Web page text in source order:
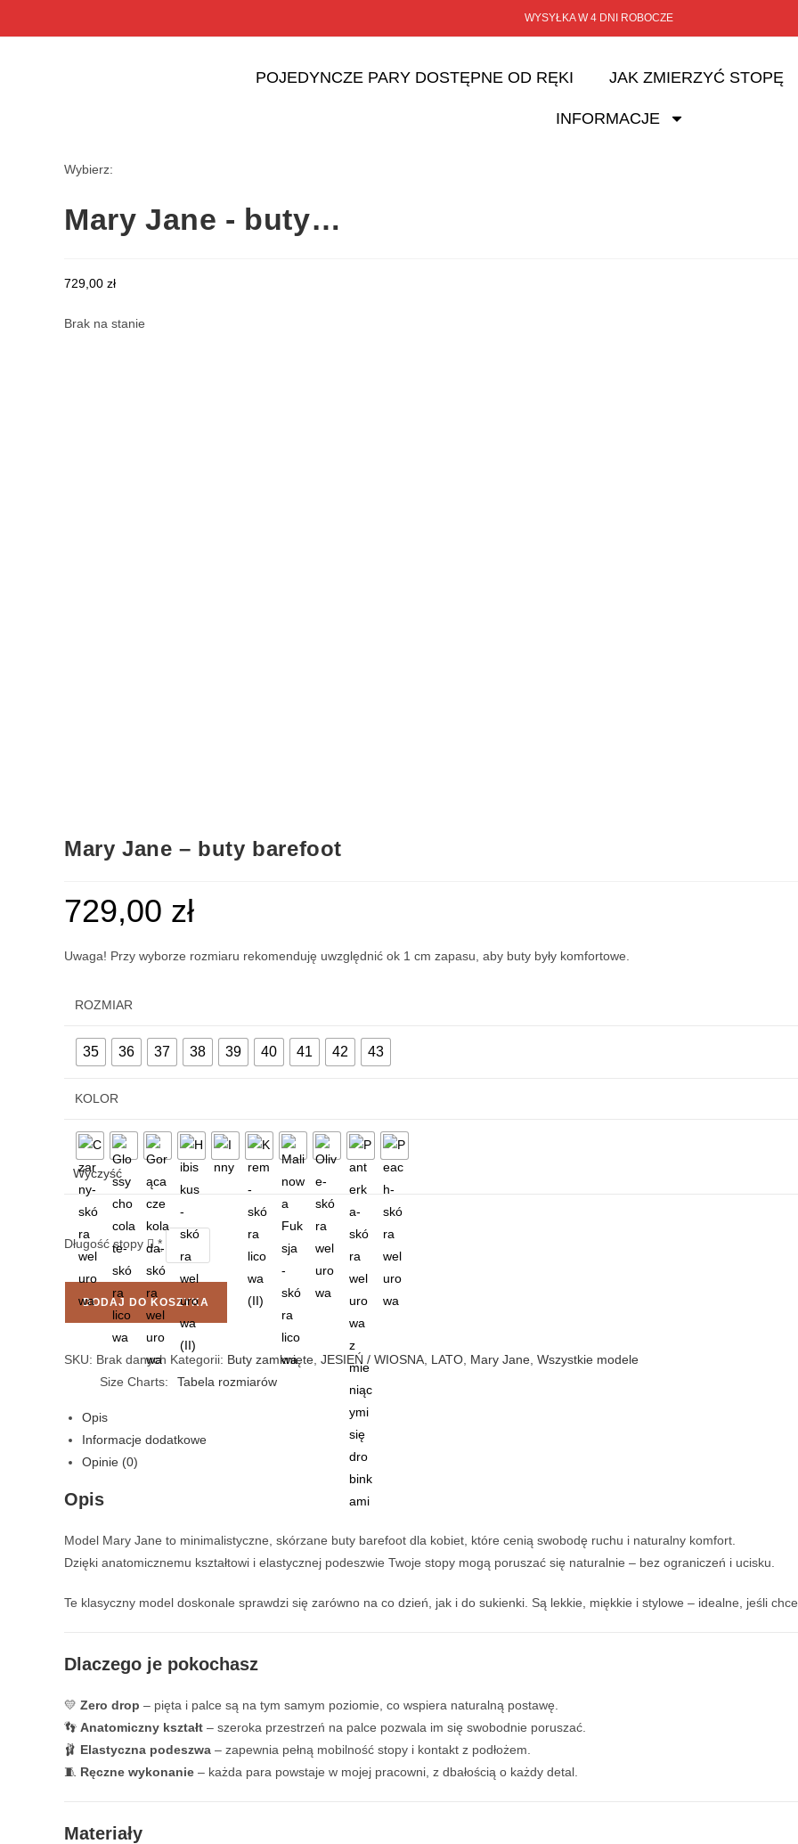
WYSYŁKA W 4 DNI ROBOCZE
POJEDYNCZE PARY DOSTĘPNE OD RĘKI JAK ZMIERZYĆ STOPĘ
INFORMACJE
Wybierz:
Mary Jane - buty…
729,00 zł
Brak na stanie
Mary Jane – buty barefoot
729,00 zł
Uwaga! Przy wyborze rozmiaru rekomenduję uwzględnić ok 1 cm zapasu, aby buty były komfortowe.
ROZMIAR
35 36 37 38 39 40 41 42 43
KOLOR
Wyczyść
Długość stopy *
DODAJ DO KOSZYKA
SKU: Brak danych Kategorii: Buty zamknięte JESIEŃ / WIOSNA LATO Mary Jane Wszystkie modele
Size Charts
Tabela rozmiarów
Opis
Informacje dodatkowe
Opinie (0)
Opis
Model Mary Jane to minimalistyczne, skórzane buty barefoot dla kobiet, które cenią swobodę ruchu i naturalny komfort.
Dzięki anatomicznemu kształtowi i elastycznej podeszwie Twoje stopy mogą poruszać się naturalnie – bez ograniczeń i ucisku.
Te klasyczny model doskonale sprawdzi się zarówno na co dzień, jak i do sukienki. Są lekkie, miękkie i stylowe – idealne, jeśli
Dlaczego je pokochasz
💛 Zero drop – pięta i palce są na tym samym poziomie, co wspiera naturalną postawę.
👣 Anatomiczny kształt – szeroka przestrzeń na palce pozwala im się swobodnie poruszać.
🩰 Elastyczna podeszwa – zapewnia pełną mobilność stopy i kontakt z podłożem.
🧵 Ręczne wykonanie – każda para powstaje w mojej pracowni, z dbałością o każdy detal.
Materiały